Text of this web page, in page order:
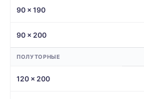
90 × 190
90 × 200
ПОЛУТОРНЫЕ
120 × 200